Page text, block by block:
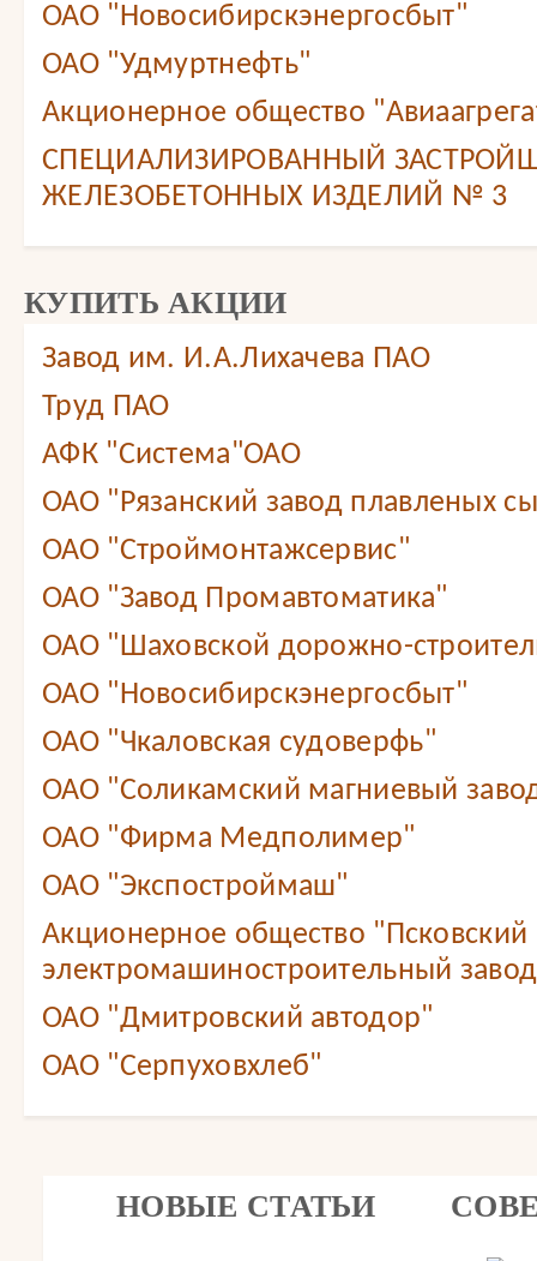
ОАО "Новосибирскэнергосбыт"
ОАО "Удмуртнефть"
Акционерное общество
СПЕЦИАЛИЗИРОВАННЫЙ
ЖЕЛЕЗОБЕТОННЫХ ИЗДЕЛИЙ № 3
КУПИТЬ АКЦИИ
Завод им. И.А.Лихачева ПАО
Труд ПАО
АФК "Система"ОАО
ОАО "Рязанский завод плавленых
ОАО "Строймонтажсервис"
ОАО "Завод Промавтоматика"
ОАО "Шаховской дорожно-
ОАО "Новосибирскэнергосбыт"
ОАО "Чкаловская судоверфь"
ОАО "Соликамский магниевый
ОАО "Фирма Медполимер"
ОАО "Экспостроймаш"
Акционерное общество "Псковский
электромашиностроительный
ОАО "Дмитровский автодор"
ОАО "Серпуховхлеб"
НОВЫЕ СТАТЬИ